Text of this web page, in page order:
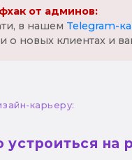
от админов:
в нашем Telegram-
о новых клиентах и
карьеру:
на